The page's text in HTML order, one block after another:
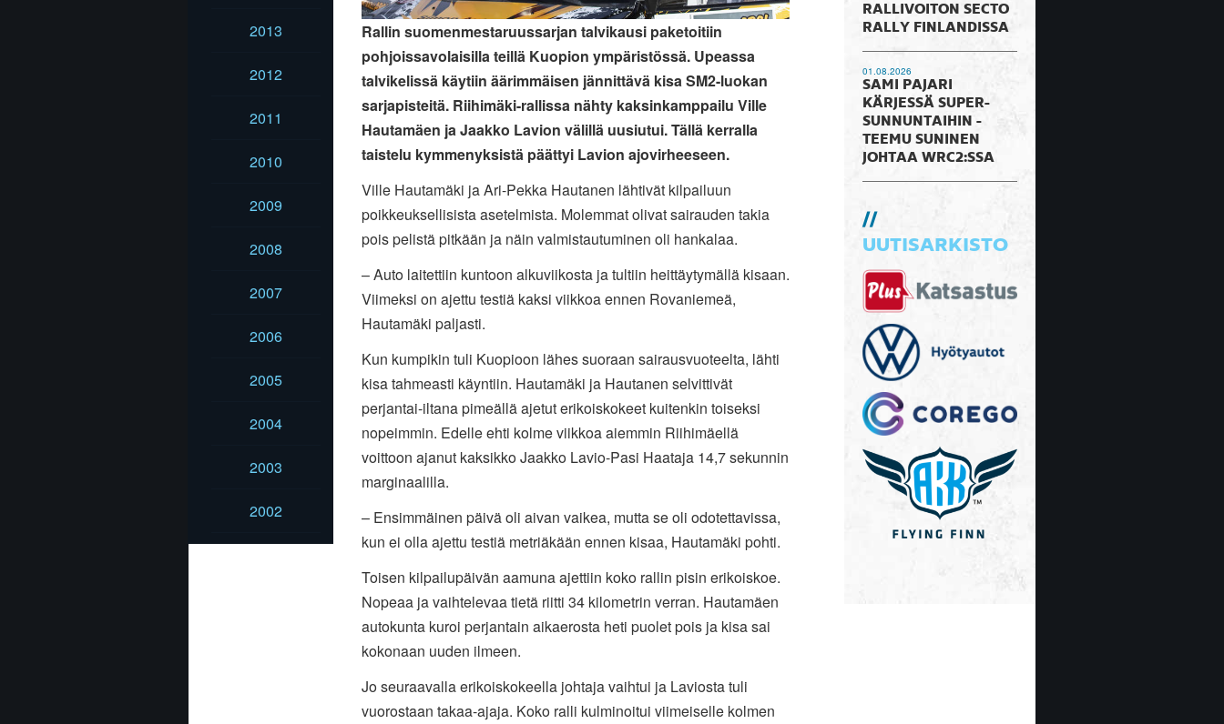
2013
2012
2011
2010
2009
2008
2007
2006
2005
2004
2003
2002
Rallin suomenmestaruussarjan talvikausi paketoitiin
pohjoissavolaisilla teillä Kuopion ympäristössä. Upeassa
talvikelissä käytiin äärimmäisen jännittävä kisa SM2-luokan
sarjapisteitä. Riihimäki-rallissa nähty kaksinkamppailu Ville
Hautamäen ja Jaakko Lavion välillä uusiutui. Tällä kerralla
taistelu kymmenyksistä päättyi Lavion ajovirheeseen.
Ville Hautamäki ja Ari-Pekka Hautanen lähtivät kilpailuun
poikkeuksellisista asetelmista. Molemmat olivat sairauden takia
pois pelistä pitkään ja näin valmistautuminen oli hankalaa.
– Auto laitettiin kuntoon alkuviikosta ja tultiin heittäytymällä kisaan.
Viimeksi on ajettu testiä kaksi viikkoa ennen Rovaniemeä,
Hautamäki paljasti.
Kun kumpikin tuli Kuopioon lähes suoraan sairausvuoteelta, lähti
kisa tahmeasti käyntiin. Hautamäki ja Hautanen selvittivät
perjantai-iltana pimeällä ajetut erikoiskokeet kuitenkin toiseksi
nopeimmin. Edelle ehti kolme viikkoa aiemmin Riihimäellä
voittoon ajanut kaksikko Jaakko Lavio-Pasi Haataja 14,7 sekunnin
marginaalilla.
– Ensimmäinen päivä oli aivan vaikea, mutta se oli odotettavissa,
kun ei olla ajettu testiä metriäkään ennen kisaa, Hautamäki pohti.
Toisen kilpailupäivän aamuna ajettiin koko rallin pisin erikoiskoe.
Nopeaa ja vaihtelevaa tietä riitti 34 kilometrin verran. Hautamäen
autokunta kuroi perjantain aikaerosta heti puolet pois ja kisa sai
kokonaan uuden ilmeen.
Jo seuraavalla erikoiskokeella johtaja vaihtui ja Laviosta tuli
vuorostaan takaa-ajaja. Koko ralli kulminoitui viimeiselle kolmen
RALLIVOITON SECTO
RALLY FINLANDISSA
01.08.2026
SAMI PAJARI
KÄRJESSÄ SUPER-
SUNNUNTAIHIN -
TEEMU SUNINEN
JOHTAA WRC2:SSA
UUTISARKISTO